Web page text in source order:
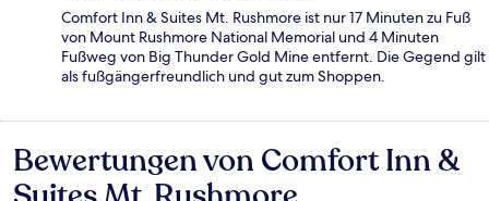
Comfort Inn & Suites Mt. Rushmore ist nur 17 Minuten zu Fuß
von Mount Rushmore National Memorial und 4 Minuten
Fußweg von Big Thunder Gold Mine entfernt. Die Gegend gilt
als fußgängerfreundlich und gut zum Shoppen.
Bewertungen
Bewertungen von Comfort Inn &